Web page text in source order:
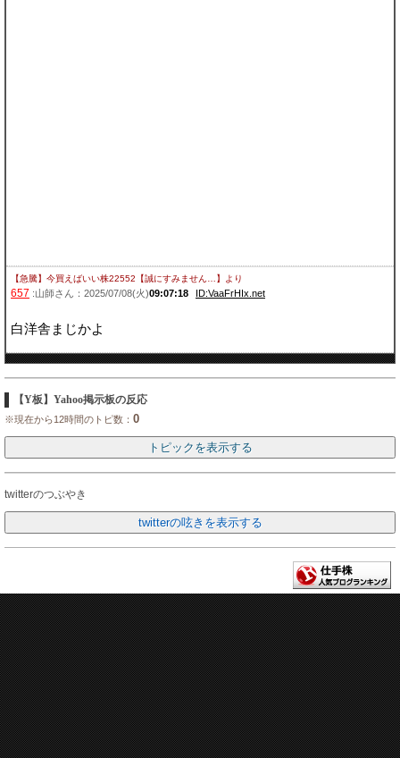
【急騰】今買えばいい株22552【誠にすみません…】 より
657 :山師さん：2025/07/08(火)09:07:18 ID:VaaFrHIx.net
白洋舎まじかよ
【Y板】Yahoo掲示板の反応
※現在から12時間のトピ数： 0
twitterのつぶやき